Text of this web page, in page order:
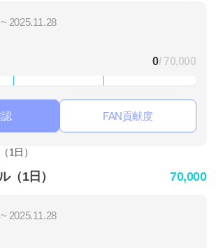
2025.11.28
0/ 70,000
FAN貢献度
（1日） 70,000
2025.11.28